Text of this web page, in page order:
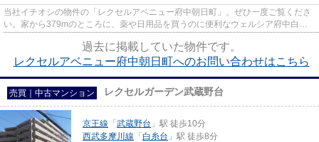
当社イチオシの物件の「レクセルアベニュー府中朝日町」。ぜひ一度ご覧くださ
い。家から379mのところに、薬や日用品を買うのに便利なウェルシア府中白糸
過去に掲載していた物件です。
レクセルアベニュー府中朝日町へのお問い合わせはこちら
売買｜中古マンション レクセルガーデン武蔵野台
京王線 「 武蔵野台 」駅 徒歩10分
西武多摩川線 「 白糸台 」駅 徒歩8分